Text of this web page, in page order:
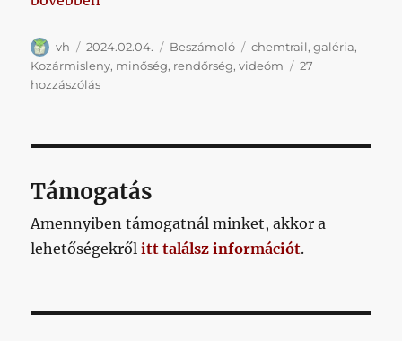
Szerző
vh Közzétéve
2024.02.04. Kategória
Beszámoló Címke
chemtrail,galéria,
Kozármisleny, minőség, rendőrség,videóm
27
hozzászólásPrémium
bejegyzéshez
Támogatás
Amennyiben támogatnál minket, akkor a
lehetőségekrőlitt találsz információt.